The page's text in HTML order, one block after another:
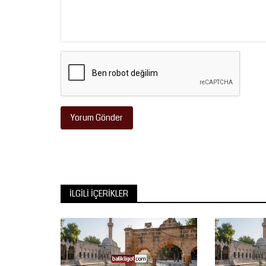
Yorum Gönder
İLGILI İÇERIKLER